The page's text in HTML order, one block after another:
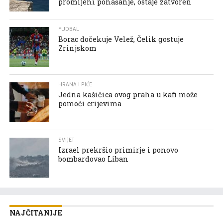
FUDBAL
Borac dočekuje Velež, Čelik gostuje
Zrinjskom
HRANA I PIĆE
Jedna kašičica ovog praha u kafi može
pomoći crijevima
SVIJET
Izrael prekršio primirje i ponovo
bombardovao Liban
NAJČITANIJE